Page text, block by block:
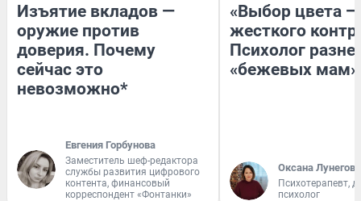
Изъятие вкладов —
оружие против
доверия. Почему
сейчас это
невозможно*
Евгения Горбунова
Заместитель шеф-редактора
службы развития цифрового
контента, финансовый
корреспондент «Фонтанки»
«Выбор цвета —
жесткого
Психолог
«бежевых мам»
Оксана Лунегова
Психотерапевт,
психолог